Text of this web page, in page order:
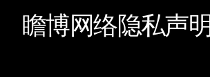
瞻博网络隐私声明